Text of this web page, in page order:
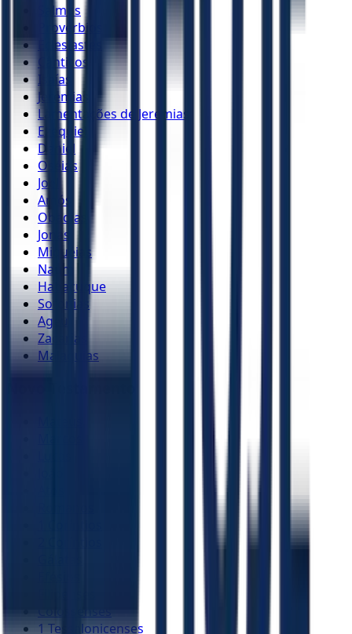
Salmos
Provérbios
Eclesiastes
Cânticos
Isaías
Jeremias
Lamentações de Jeremias
Ezequiel
Daniel
Oséias
Joel
Amós
Obadias
Jonas
Miquéias
Naum
Habacuque
Sofonias
Ageu
Zacarias
Malaquias
1 Tessalonicenses